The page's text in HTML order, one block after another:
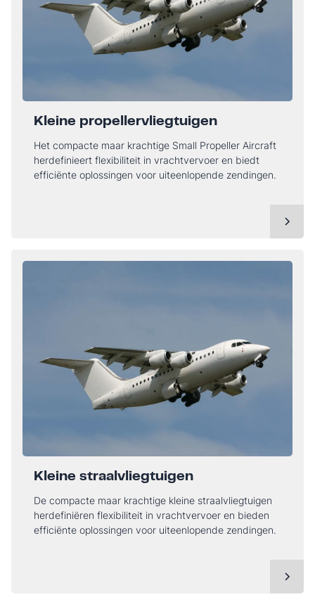
Kleine propellervliegtuigen
Het compacte maar krachtige Small Propeller Aircraft
herdefinieert flexibiliteit in vrachtvervoer en biedt
efficiënte oplossingen voor uiteenlopende zendingen.
Kleine straalvliegtuigen
De compacte maar krachtige kleine straalvliegtuigen
herdefiniëren flexibiliteit in vrachtvervoer en bieden
efficiënte oplossingen voor uiteenlopende zendingen.